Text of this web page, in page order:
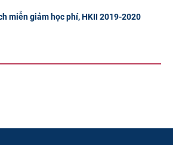
miễn giảm học phí, HKII 2019-2020